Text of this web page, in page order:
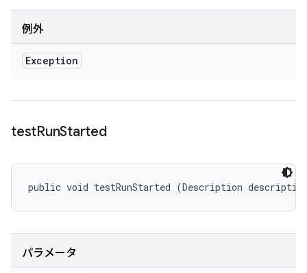
例外
Exception
testRunStarted
public void testRunStarted (Description
パラメータ